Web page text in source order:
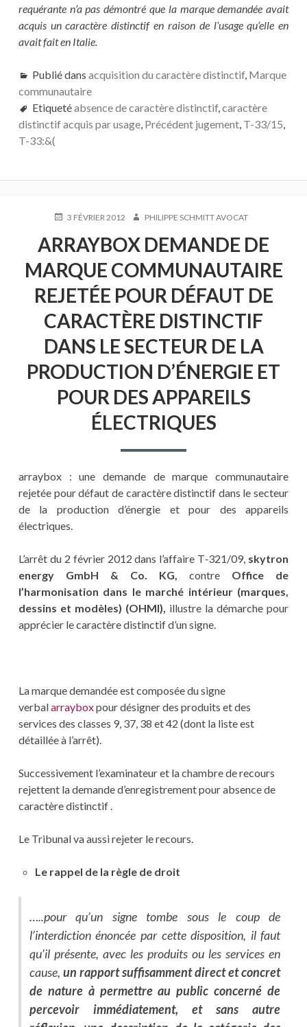
requérante n’a pas démontré que la marque demandée avait
acquis un caractère distinctif en raison de l’usage qu’elle en
avait fait en Italie.
Publié dans acquisition du caractère distinctif, Marque
communautaire
Etiquetéabsence de caractère distinctif,caractère
distinctif acquis par usage, Précédent jugement, T-33/15,
T-33:&(
PUBLIÉ3 FÉVRIER 2012 AUTEURPHILIPPE SCHMITT AVOCAT
ARRAYBOX DEMANDE DE
MARQUE COMMUNAUTAIRE
REJETÉE POUR DÉFAUT DE
CARACTÈRE DISTINCTIF
DANS LE SECTEUR DE LA
PRODUCTION D’ÉNERGIE ET
POUR DES APPAREILS
ÉLECTRIQUES
arraybox : une demande de marque communautaire
rejetée pour défaut de caractère distinctif dans le secteur
de la production d’énergie et pour des appareils
électriques.
L’arrêt du 2 février 2012 dans l’affaire T‑321/09, skytron
energy GmbH & Co. KG,
contre Office de
l’harmonisation dans le marché intérieur (marques,
dessins et modèles) (OHMI), illustre la démarche pour
apprécier le caractère distinctif d’un signe.
La marque demandée est composée du signe
verbalarrayboxpour désigner des produits et des
services des classes 9, 37, 38 et 42 (dont la liste est
détaillée à l’arrêt).
Successivement l’examinateur et la chambre de recours
rejettent la demande d’enregistrement pour absence de
caractère distinctif .
Le Tribunal va aussi rejeter le recours.
Le rappel de la règle de droit
…..pour qu’un signe tombe sous le coup de
l’interdiction énoncée par cette disposition, il faut
qu’il présente, avec les produits ou les services en
cause, un rapport suffisamment direct et concret
de nature à permettre au public concerné de
percevoir immédiatement, et sans autre